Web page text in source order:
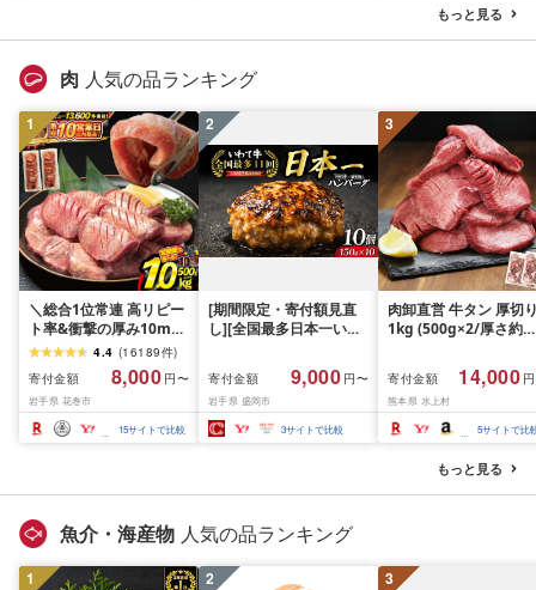
もっと見る
肉 人気の品ランキング
1
＼総合1位常連 高リピー
ト率&衝撃の厚み10mm
厚切り牛タン 塩味/ ≪ス
ピード発送!!10営業日以
内発送≫ 選べる内容量
500g / 1kg 定期便 毎月
届く 牛肉 肉 BBQ ふるさ
と 人気 ランキング 岩手
4.4 (16189件)
寄付金額
8,000 円〜
岩手県 花巻市
15サイトで比較
2
[期間限定・寄付額見直
し][全国最多日本一いわ
1.5kg(150g×10個) いわ
て牛 × 岩中豚 ハンバー
グ 合挽き 合い挽き 黒毛
和牛 人気 冷凍 個包装 小
分け 冷凍 牛肉 豚肉 和牛
お弁当 hannba-gu ラン
手県 盛岡市 東北 岩手 盛
寄付金額 9,000 円〜
岩手県 盛岡市
3サイトで比較
3
肉卸直営 牛タン 厚切
1kg (500g×2/厚さ約
牛肉 焼肉 冷凍 スライ
業務用 バーベキュー
BBQ おつまみ ギフト
祝い お中元 夏ギフト
寄付金額 14,000
熊本県 水上村
5サイトで比
もっと見る
魚介・海産物 人気の品ランキング
1 2 3